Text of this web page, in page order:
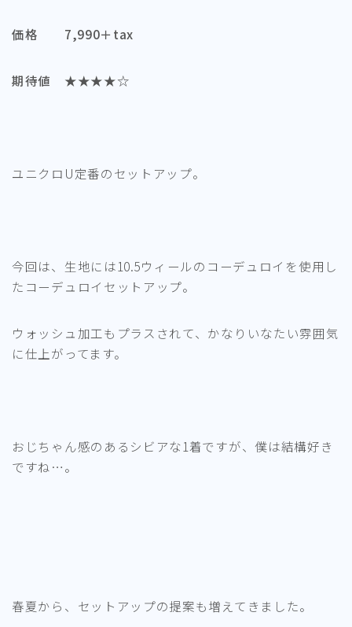
価格 7,990＋tax
期待値 ★★★★☆
ユニクロU定番のセットアップ。
今回は、生地には10.5ウィールのコーデュロイを使用し
たコーデュロイセットアップ。
ウォッシュ加工もプラスされて、かなりいなたい雰囲気
に仕上がってます。
おじちゃん感のあるシビアな1着ですが、僕は結構好き
ですね…。
春夏から、セットアップの提案も増えてきました。